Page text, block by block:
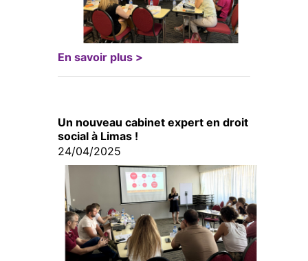
En savoir plus >
Un nouveau cabinet expert en droit
social à Limas !
24/04/2025